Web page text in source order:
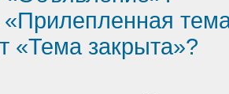
«Прилепленная
«Тема закрыта»?